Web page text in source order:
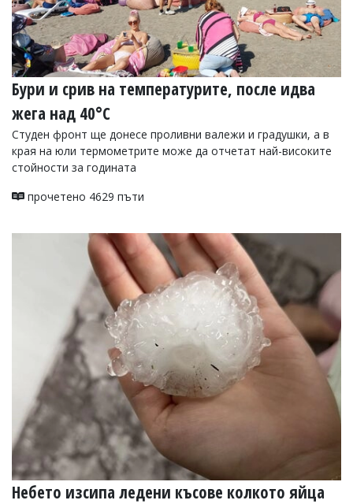
Бури и срив на температурите, после идва
жега над 40°C
Студен фронт ще донесе проливни валежи и градушки, а в
края на юли термометрите може да отчетат най-високите
стойности за годината
прочетено 4629 пъти
Небето изсипа ледени късове колкото яйца